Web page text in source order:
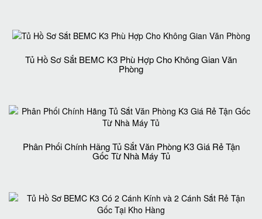
Tủ Hồ Sơ Sắt BEMC K3 Phù Hợp Cho Không Gian Văn
Phòng
Phân Phối Chính Hãng Tủ Sắt Văn Phòng K3 Giá Rẻ Tận
Gốc Từ Nhà Máy Tủ